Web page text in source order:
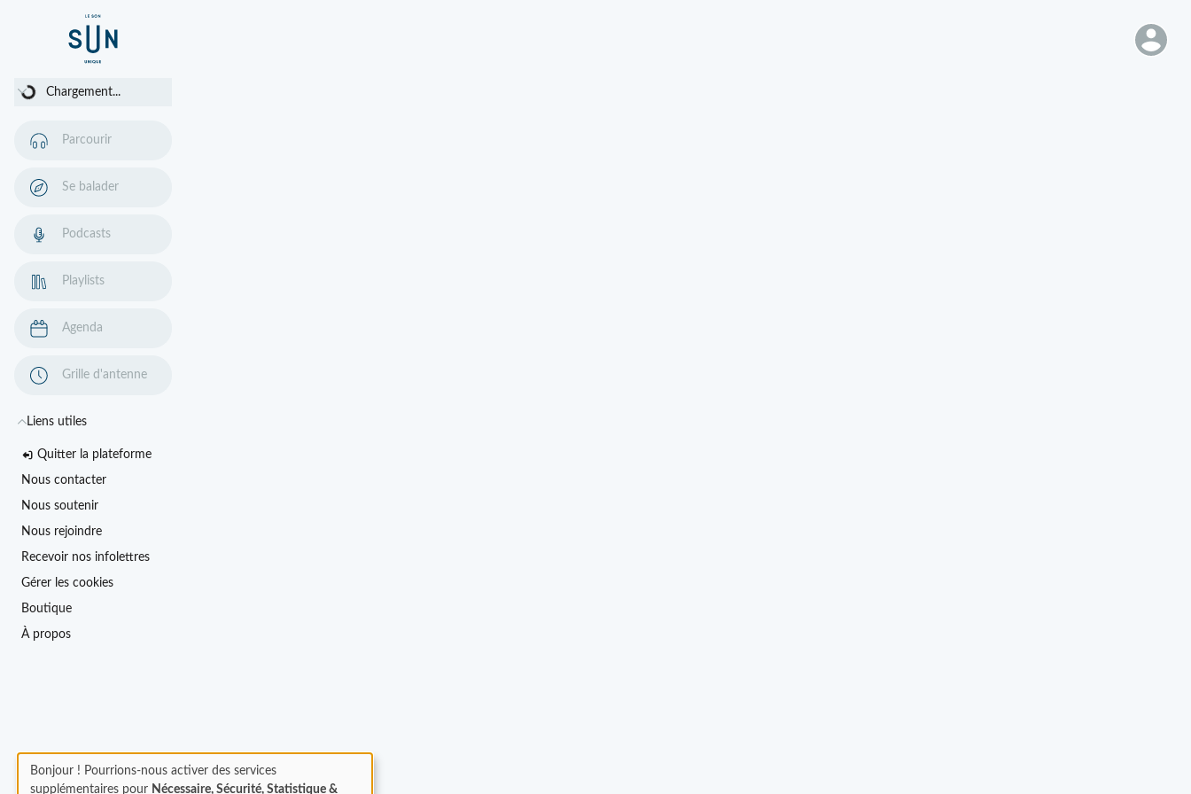
Chargement...
Chargement...
Parcourir
Se balader
Podcasts
Playlists
Agenda
Grille d'antenne
Liens utiles
Quitter la plateforme
Nous contacter
Nous soutenir
Nous rejoindre
Recevoir nos infolettres
Gérer les cookies
Boutique
À propos
Bonjour ! Pourrions-nous activer des services
supplémentaires pour Nécessaire, Sécurité, Statistique &